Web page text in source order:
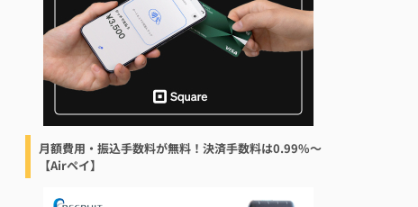
月額費用・振込手数料が無料！決済手数料は0.99%〜
【Airペイ】